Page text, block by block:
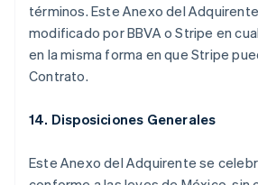
términos. Este Anexo del
modificado por BBVA o Stripe en
en la misma forma en que Stripe
Contrato.
14. Disposiciones Generales
Este Anexo del Adquirente se
Emirati Arabi Uniti
English
Estonia
Francia
Germania